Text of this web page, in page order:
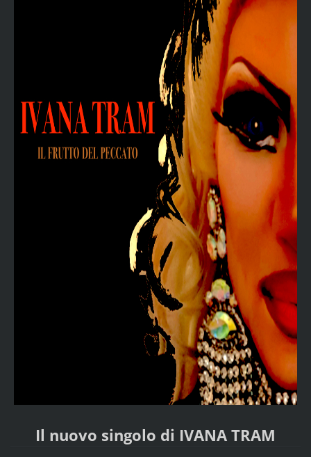
Il nuovo singolo di IVANA TRAM